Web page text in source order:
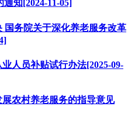
知[2024-11-05]
国务院关于深化养老服务改革
人员补贴试行办法[2025-09-
农村养老服务的指导意见